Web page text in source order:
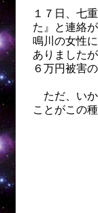
１７日、七
た』と連絡
鳴川の女性
ありました
６万円被害
ただ、いか
ことがこの